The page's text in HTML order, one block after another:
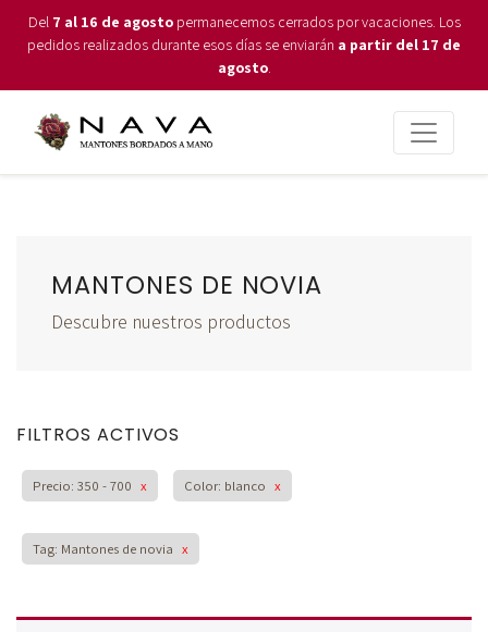
Del 7 al 16 de agostopermanecemos cerrados por vacaciones. Los
pedidos realizados durante esos días se enviarán a partir del 17 de
agosto.
MANTONES DE NOVIA
Descubre nuestros productos
FILTROS ACTIVOS
Precio: 350 - 700 x Color: blanco x
Tag: Mantones de novia x